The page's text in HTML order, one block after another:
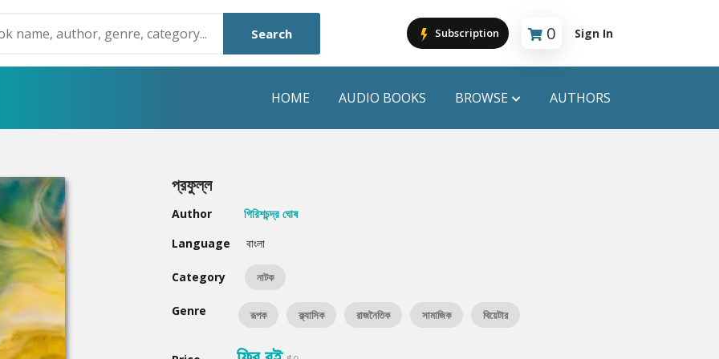
Search Subscription 0
Cart is empty
Sign In
HOME AUDIO BOOKS BROWSE
Humayun Ahmed
Mouri Morium
Hot & New
AUTHORS
প্রফুল্ল
Author
গিরিশচন্দ্র ঘোষ
Language
বাংলা
Category নাটক
Genre রূপক ক্ল্যাসিক রাজনৈতিক সামাজিক থিয়েটার